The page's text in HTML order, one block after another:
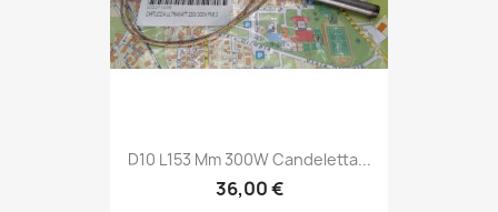
D10 L153 Mm 300W Candeletta...
36,00 €